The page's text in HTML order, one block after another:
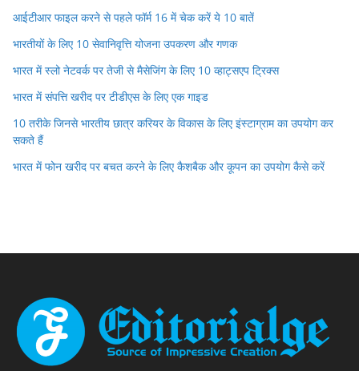
आईटीआर फाइल करने से पहले फॉर्म 16 में चेक करें ये 10 बातें
भारतीयों के लिए 10 सेवानिवृत्ति योजना उपकरण और गणक
भारत में स्लो नेटवर्क पर तेजी से मैसेजिंग के लिए 10 व्हाट्सएप ट्रिक्स
भारत में संपत्ति खरीद पर टीडीएस के लिए एक गाइड
10 तरीके जिनसे भारतीय छात्र करियर के विकास के लिए इंस्टाग्राम का उपयोग कर
सकते हैं
भारत में फोन खरीद पर बचत करने के लिए कैशबैक और कूपन का उपयोग कैसे करें